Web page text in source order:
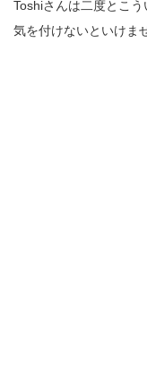
Toshiさんは二度とこ
気を付けないといけま